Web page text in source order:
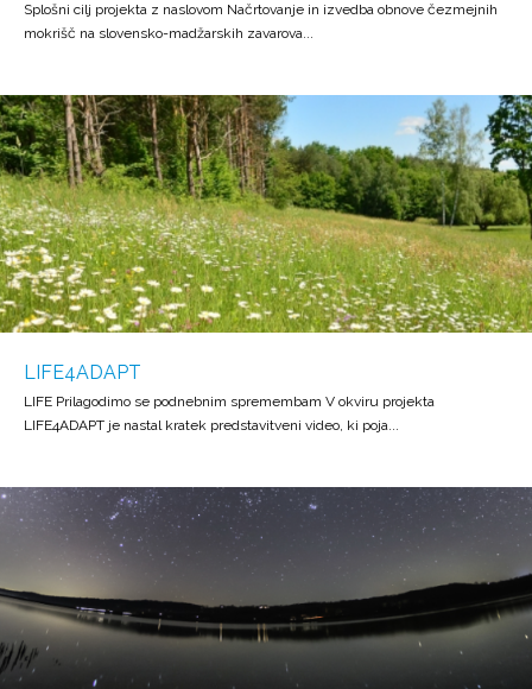
Splošni cilj projekta z naslovom Načrtovanje in izvedba obnove čezmejnih
mokrišč na slovensko-madžarskih zavarova...
LIFE4ADAPT
LIFE Prilagodimo se podnebnim spremembam V okviru projekta
LIFE4ADAPT je nastal kratek predstavitveni video, ki poja...